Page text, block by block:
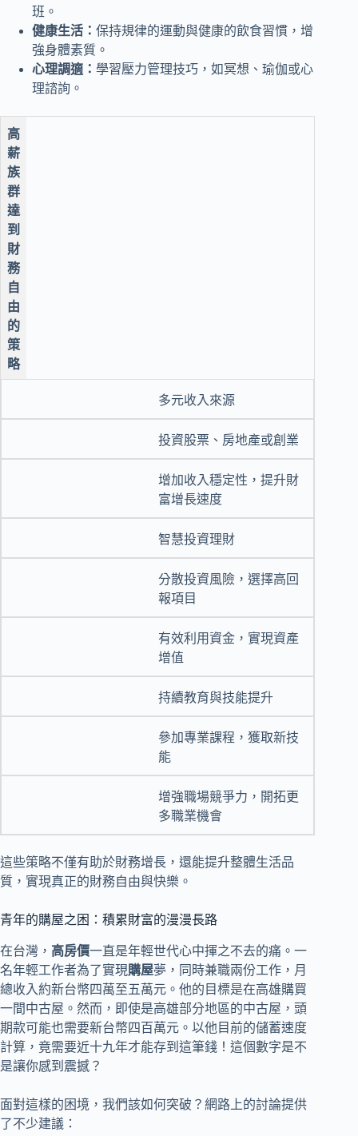
班。
健康生活： 保持規律的運動與健康的飲食習慣，增
強身體素質。
心理調適： 學習壓力管理技巧，如冥想、瑜伽或心
理諮詢。
高
薪
族
群
達
到
財
務
自
由
的
策
略
多元收入來源
投資股票、房地產或創業
增加收入穩定性，提升財
富增長速度
智慧投資理財
分散投資風險，選擇高回
報項目
有效利用資金，實現資產
增值
持續教育與技能提升
參加專業課程，獲取新技
能
增強職場競爭力，開拓更
多職業機會
這些策略不僅有助於財務增長，還能提升整體生活品
質，實現真正的財務自由與快樂。
青年的購屋之困：積累財富的漫漫長路
在台灣， 高房價一直是年輕世代心中揮之不去的痛。一
名年輕工作者為了實現購屋夢，同時兼職兩份工作，月
總收入約新台幣四萬至五萬元。他的目標是在高雄購買
一間中古屋。然而，即使是高雄部分地區的中古屋，頭
期款可能也需要新台幣四百萬元。以他目前的儲蓄速度
計算，竟需要近十九年才能存到這筆錢！這個數字是不
是讓你感到震撼？
面對這樣的困境，我們該如何突破？網路上的討論提供
了不少建議：